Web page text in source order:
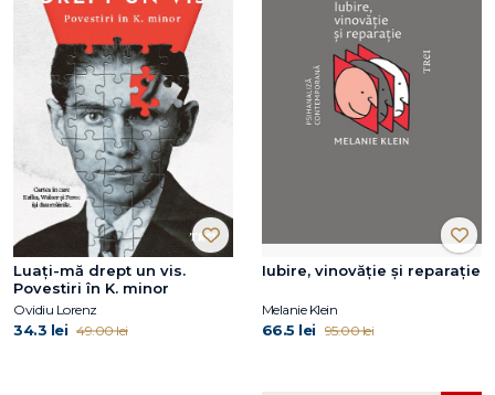
Luați-mă drept un vis.
Povestiri în K. minor
Ovidiu Lorenz
34.3 lei 49.00 lei
Iubire, vinovăție și reparație
Melanie Klein
66.5 lei 95.00 lei